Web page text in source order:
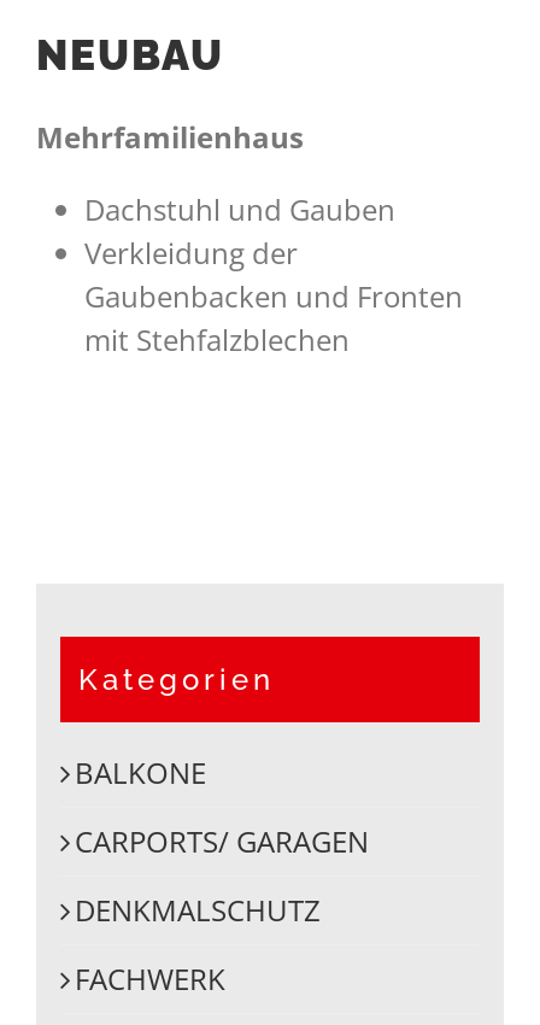
NEUBAU
Mehrfamilienhaus
Dachstuhl und Gauben
Verkleidung der
Gaubenbacken und Fronten
mit Stehfalzblechen
Kategorien
BALKONE
CARPORTS/ GARAGEN
DENKMALSCHUTZ
FACHWERK